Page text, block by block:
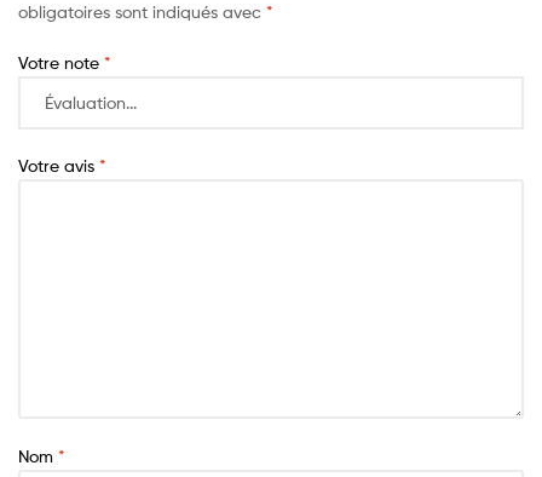
obligatoires sont indiqués avec *
Votre note *
Votre avis *
Nom *